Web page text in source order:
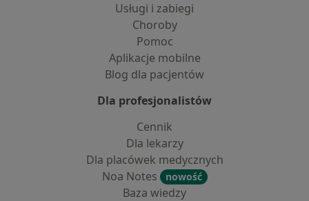
Usługi i zabiegi
Choroby
Pomoc
Aplikacje mobilne
Blog dla pacjentów
Dla profesjonalistów
Cennik
Dla lekarzy
Dla placówek medycznych
Noa Notes
nowość
Baza wiedzy